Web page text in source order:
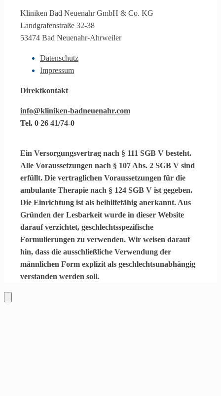
Kliniken Bad Neuenahr GmbH & Co. KG
Landgrafenstraße 32-38
53474 Bad Neuenahr-Ahrweiler
Datenschutz
Impressum
Direktkontakt
info@kliniken-badneuenahr.com
Tel. 0 26 41/74-0
Ein Versorgungsvertrag nach § 111 SGB V besteht.
Alle Voraussetzungen nach § 107 Abs. 2 SGB V sind
erfüllt. Die vertraglichen Voraussetzungen für die
ambulante Therapie nach § 124 SGB V ist gegeben.
Die Einrichtung ist als beihilfefähig anerkannt. Aus
Gründen der Lesbarkeit wurde in dieser Website
darauf verzichtet, geschlechtsspezifische
Formulierungen zu verwenden. Wir weisen darauf
hin, dass die ausschließliche Verwendung der
männlichen Form explizit als geschlechtsunabhängig
verstanden werden soll.